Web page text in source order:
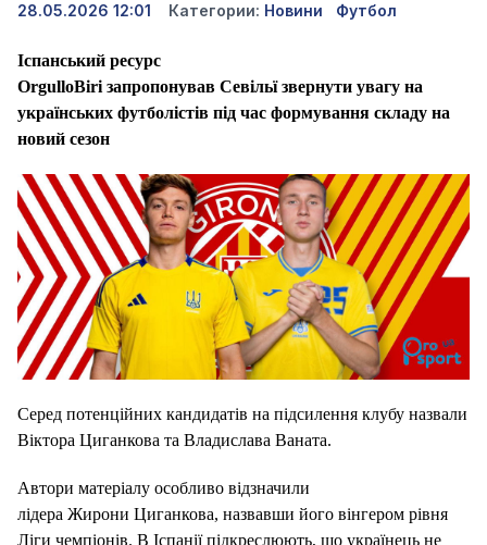
28.05.2026 12:01 Категории: Новини Футбол
Іспанський ресурс
OrgulloBiri запропонував Севільї звернути увагу на
українських футболістів під час формування складу на
новий сезон
Серед потенційних кандидатів на підсилення клубу назвали
Віктора Циганкова та Владислава Ваната.
Автори матеріалу особливо відзначили
лідера Жирони Циганкова, назвавши його вінгером рівня
Ліги чемпіонів. В Іспанії підкреслюють, що українець не